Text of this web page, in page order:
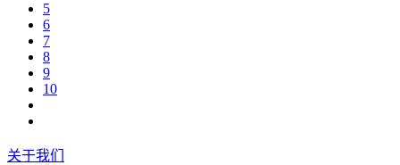
5
6
7
8
9
10
关于我们